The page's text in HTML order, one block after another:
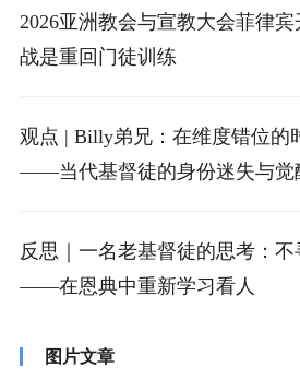
2026亚洲教会与宣教大会菲律
战是重回门徒训练
观点 | Billy弟兄：在维度错位的
——当代基督徒的身份迷失与觉
反思｜一名老基督徒的思考：
——在恩典中重新学习看人
图片文章